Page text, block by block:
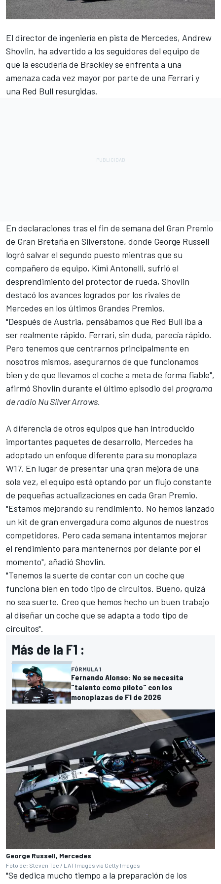
El director de ingeniería en pista de Mercedes, Andrew
Shovlin, ha advertido a los seguidores del equipo de
que la escudería de Brackley se enfrenta a una
amenaza cada vez mayor por parte de una Ferrari y
una Red Bull resurgidas.
En declaraciones tras el fin de semana del Gran Premio
de Gran Bretaña en Silverstone, donde George Russell
logró salvar el segundo puesto mientras que su
compañero de equipo, Kimi Antonelli, sufrió el
desprendimiento del protector de rueda, Shovlin
destacó los avances logrados por los rivales de
Mercedes en los últimos Grandes Premios.
"Después de Austria, pensábamos que Red Bull iba a
ser realmente rápido. Ferrari, sin duda, parecía rápido.
Pero tenemos que centrarnos principalmente en
nosotros mismos, asegurarnos de que funcionamos
bien y de que llevamos el coche a meta de forma fiable",
afirmó Shovlin durante el último episodio del programa
de radio Nu Silver Arrows.
A diferencia de otros equipos que han introducido
importantes paquetes de desarrollo, Mercedes ha
adoptado un enfoque diferente para su monoplaza
W17. En lugar de presentar una gran mejora de una
sola vez, el equipo está optando por un flujo constante
de pequeñas actualizaciones en cada Gran Premio.
"Estamos mejorando su rendimiento. No hemos lanzado
un kit de gran envergadura como algunos de nuestros
competidores. Pero cada semana intentamos mejorar
el rendimiento para mantenernos por delante por el
momento", añadió Shovlin.
"Tenemos la suerte de contar con un coche que
funciona bien en todo tipo de circuitos. Bueno, quizá
no sea suerte. Creo que hemos hecho un buen trabajo
al diseñar un coche que se adapta a todo tipo de
circuitos".
Más de la F1 :
FÓRMULA 1
Fernando Alonso: No se necesita
"talento como piloto" con los
monoplazas de F1 de 2026
George Russell, Mercedes
Foto de: Steven Tee / LAT Images vía Getty Images
"Se dedica mucho tiempo a la preparación de los